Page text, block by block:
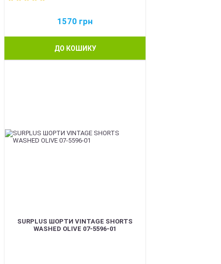
1570 грн
ДО КОШИКУ
SURPLUS ШОРТИ VINTAGE SHORTS
WASHED OLIVE 07-5596-01